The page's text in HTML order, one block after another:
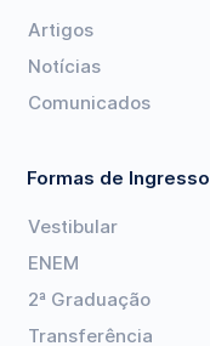
Artigos
Notícias
Comunicados
Formas de Ingresso
Vestibular
ENEM
2ª Graduação
Transferência